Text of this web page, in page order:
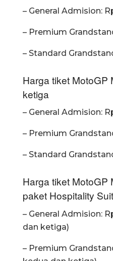
– General Admision:
– Premium
– Standard
Harga tiket MotoGP
ketiga
– General Admision:
– Premium
– Standard
Harga tiket MotoGP
paket Hospitality
– General Admision:
dan ketiga)
– Premium